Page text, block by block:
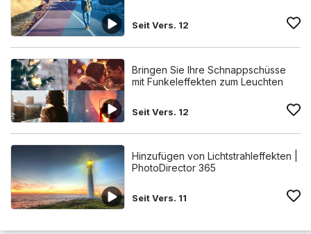
Seit Vers. 12
Bringen Sie Ihre Schnappschüsse
mit Funkeleffekten zum Leuchten
Seit Vers. 12
Hinzufügen von Lichtstrahleffekten |
PhotoDirector 365
Seit Vers. 11